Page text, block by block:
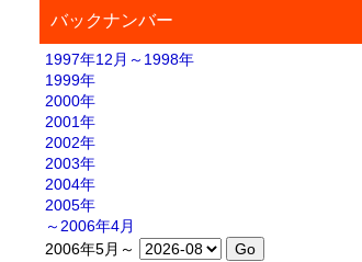
バックナンバー
1997年12月～1998年
1999年
2000年
2001年
2002年
2003年
2004年
2005年
～2006年4月
2006年5月～